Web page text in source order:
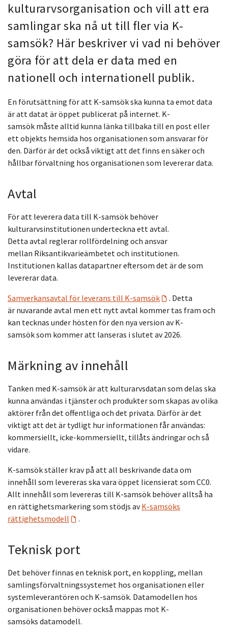
kulturarvsorganisation och vill att era
samlingar ska nå ut till fler via K-
samsök? Här beskriver vi vad ni behöver
göra för att dela er data med en
nationell och internationell publik.
En förutsättning för att K-samsök ska kunna ta emot data
är att datat är öppet publicerat på internet. K-
samsök måste alltid kunna länka tillbaka till en post eller
ett objekts hemsida hos organisationen som ansvarar för
den. Därför är det också viktigt att det finns en säker och
hållbar förvaltning hos organisationen som levererar data.
Avtal
För att leverera data till K-samsök behöver
kulturarvsinstitutionen underteckna ett avtal.
Detta avtal reglerar rollfördelning och ansvar
mellan Riksantikvarieämbetet och institutionen.
Institutionen kallas datapartner eftersom det är de som
levererar data.
Samverkansavtal för leverans till K-samsök
. Detta
är nuvarande avtal men ett nytt avtal kommer tas fram och
kan tecknas under hösten för den nya version av K-
samsök som kommer att lanseras i slutet av 2026.
Märkning av innehåll
Tanken med K-samsök är att kulturarvsdatan som delas ska
kunna användas i tjänster och produkter som skapas av olika
aktörer från det offentliga och det privata. Därför är det
viktigt att det är tydligt hur informationen får användas:
kommersiellt, icke-kommersiellt, tillåts ändringar och så
vidare.
K-samsök ställer krav på att all beskrivande data om
innehåll som levereras ska vara öppet licensierat som CC0.
Allt innehåll som levereras till K-samsök behöver alltså ha
en rättighetsmarkering som stödjs avK-samsöks
rättighetsmodell
.
Teknisk port
Det behöver finnas en teknisk port, en koppling, mellan
samlingsförvaltningssystemet hos organisationen eller
systemleverantören och K-samsök. Datamodellen hos
organisationen behöver också mappas mot K-
samsöks datamodell.